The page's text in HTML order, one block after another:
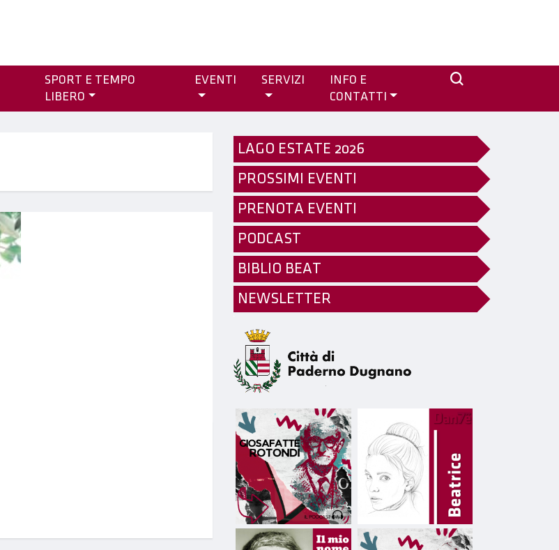
SPORT E TEMPO
LIBERO
EVENTI SERVIZI
INFO E
CONTATTI
LAGO ESTATE 2026
PROSSIMI EVENTI
PRENOTA EVENTI
PODCAST
BIBLIO BEAT
NEWSLETTER